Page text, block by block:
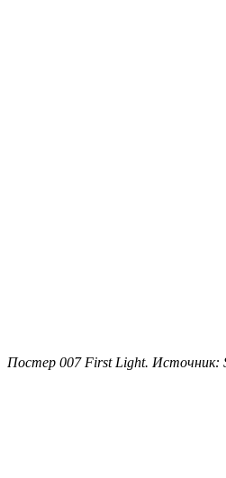
Постер 007 First Light. Источник: